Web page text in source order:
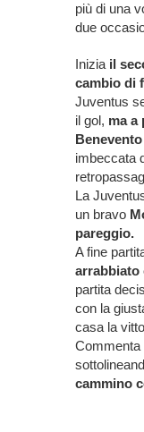
più di una
due
Inizia il
cambio di
Juventus
il gol, ma a
imbeccata
La
un bravo
pareggio.
A fine
arrabbiato
partita
con la
casa la
Commenta
cammino